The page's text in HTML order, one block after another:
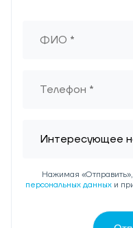
Нажимая
персональных данных и